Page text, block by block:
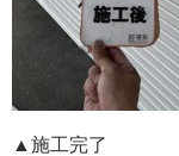
▲施工完了